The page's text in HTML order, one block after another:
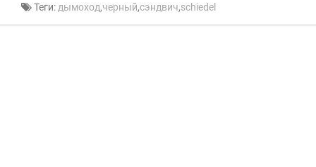
Теги: дымоход,черный,сэндвич,schiedel